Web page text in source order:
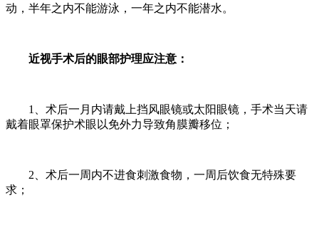
动，半年之内不能游泳，一年之内不能潜水。
近视手术后的眼部护理应注意：
1、术后一月内请戴上挡风眼镜或太阳眼镜，手术当天请
戴着眼罩保护术眼以免外力导致角膜瓣移位；
2、术后一周内不进食刺激食物，一周后饮食无特殊要
求；